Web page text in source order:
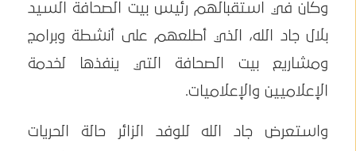
وكان في استقبالهم رئيس بيت الصحافة السيد
بلال جاد الله، الذي أطلعهم على أنشطة وبرامج
ومشاريع بيت الصحافة التي ينفذها لخدمة
الإعلاميين والإعلاميات.
واستعرض جاد الله للوفد الزائر حالة الحريات